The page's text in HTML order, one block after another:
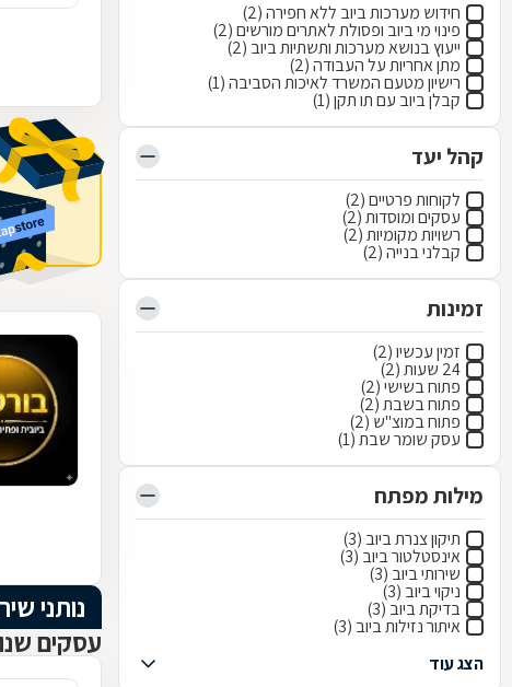
חידוש מערכות ביוב ללא חפירה (2)
פינוי מי ביוב ופסולת לאתרים מורשים (2)
ייעוץ בנושא מערכות ותשתיות ביוב (2)
מתן אחריות על העבודה (2)
רישיון מטעם המשרד לאיכות הסביבה (1)
קבלן ביוב עם תו תקן (1)
קהל יעד
לקוחות פרטיים (2)
עסקים ומוסדות (2)
רשויות מקומיות (2)
קבלני בנייה (2)
זמינות
זמין עכשיו (2)
24 שעות (2)
פתוח בשישי (2)
פתוח בשבת (2)
פתוח במוצ"ש (2)
עסק שומר שבת (1)
מילות מפתח
תיקון צנרת ביוב (3)
אינסטלטור ביוב (3)
שירותי ביוב (3)
ניקוי ביוב (3)
בדיקת ביוב (3)
איתור נזילות ביוב (3)
הצג עוד
נותני
עסקים